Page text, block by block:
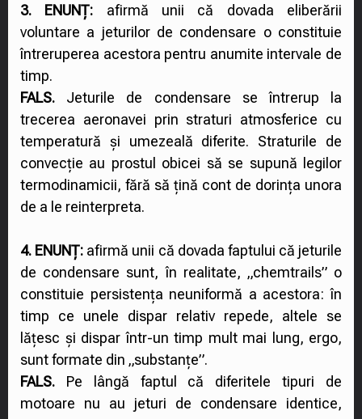
3. ENUNȚ: afirmă unii că dovada eliberării
voluntare a jeturilor de condensare o constituie
întreruperea acestora pentru anumite intervale de
timp.
FALS. Jeturile de condensare se întrerup la
trecerea aeronavei prin straturi atmosferice cu
temperatură și umezeală diferite. Straturile de
convecție au prostul obicei să se supună legilor
termodinamicii, fără să țină cont de dorința unora
de a le reinterpreta.
4. ENUNȚ: afirmă unii că dovada faptului că jeturile
de condensare sunt, în realitate, „chemtrails” o
constituie persistența neuniformă a acestora: în
timp ce unele dispar relativ repede, altele se
lățesc și dispar într-un timp mult mai lung, ergo,
sunt formate din „substanțe”.
FALS. Pe lângă faptul că diferitele tipuri de
motoare nu au jeturi de condensare identice,